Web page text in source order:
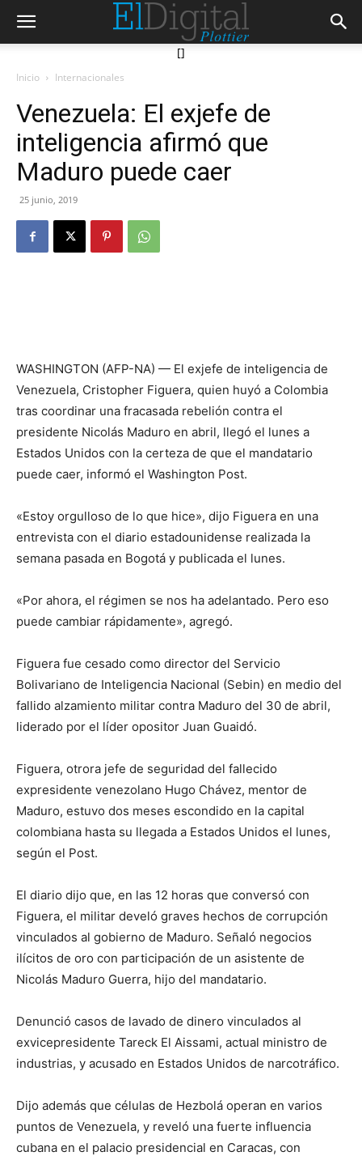
[]
Inicio Internacionales
Venezuela: El exjefe de
inteligencia afirmó que
Maduro puede caer
25 junio, 2019
WASHINGTON (AFP-NA) — El exjefe de inteligencia de
Venezuela, Cristopher Figuera, quien huyó a Colombia
tras coordinar una fracasada rebelión contra el
presidente Nicolás Maduro en abril, llegó el lunes a
Estados Unidos con la certeza de que el mandatario
puede caer, informó el Washington Post.
«Estoy orgulloso de lo que hice», dijo Figuera en una
entrevista con el diario estadounidense realizada la
semana pasada en Bogotá y publicada el lunes.
«Por ahora, el régimen se nos ha adelantado. Pero eso
puede cambiar rápidamente», agregó.
Figuera fue cesado como director del Servicio
Bolivariano de Inteligencia Nacional (Sebin) en medio del
fallido alzamiento militar contra Maduro del 30 de abril,
liderado por el líder opositor Juan Guaidó.
Figuera, otrora jefe de seguridad del fallecido
expresidente venezolano Hugo Chávez, mentor de
Maduro, estuvo dos meses escondido en la capital
colombiana hasta su llegada a Estados Unidos el lunes,
según el Post.
El diario dijo que, en las 12 horas que conversó con
Figuera, el militar develó graves hechos de corrupción
vinculados al gobierno de Maduro. Señaló negocios
ilícitos de oro con participación de un asistente de
Nicolás Maduro Guerra, hijo del mandatario.
Denunció casos de lavado de dinero vinculados al
exvicepresidente Tareck El Aissami, actual ministro de
industrias, y acusado en Estados Unidos de narcotráfico.
Dijo además que células de Hezbolá operan en varios
puntos de Venezuela, y reveló una fuerte influencia
cubana en el palacio presidencial en Caracas, con